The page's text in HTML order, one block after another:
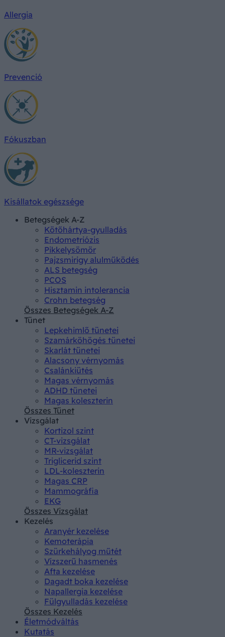
Allergia
Prevenció
Fókuszban
Kisállatok egészsége
Betegségek A-Z
Kötőhártya-gyulladás
Endometriózis
Pikkelysömör
Pajzsmirigy alulműködés
ALS betegség
PCOS
Hisztamin intolerancia
Crohn betegség
Összes Betegségek A-Z
Tünet
Lepkehimlő tünetei
Szamárköhögés tünetei
Skarlát tünetei
Alacsony vérnyomás
Csalánkiütés
Magas vérnyomás
ADHD tünetei
Magas koleszterin
Összes Tünet
Vizsgálat
Kortizol szint
CT-vizsgálat
MR-vizsgálat
Triglicerid szint
LDL-koleszterin
Magas CRP
Mammográfia
EKG
Összes Vizsgálat
Kezelés
Aranyér kezelése
Kemoterápia
Szürkehályog műtét
Vízszerű hasmenés
Afta kezelése
Dagadt boka kezelése
Napallergia kezelése
Fülgyulladás kezelése
Összes Kezelés
Életmódváltás
Kutatás